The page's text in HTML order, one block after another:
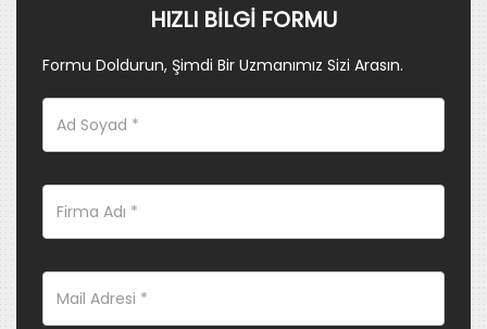
HIZLI BILGI FORMU
Formu Doldurun, Şimdi Bir Uzmanımız Sizi Arasın.